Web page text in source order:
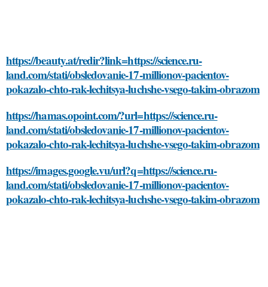
https://beauty.at/redir?link=https://science.ru-
land.com/stati/obsledovanie-17-millionov-pacientov-
pokazalo-chto-rak-lechitsya-luchshe-vsego-takim-obrazom
https://hamas.opoint.com/?url=https://science.ru-
land.com/stati/obsledovanie-17-millionov-pacientov-
pokazalo-chto-rak-lechitsya-luchshe-vsego-takim-obrazom
https://images.google.vu/url?q=https://science.ru-
land.com/stati/obsledovanie-17-millionov-pacientov-
pokazalo-chto-rak-lechitsya-luchshe-vsego-takim-obrazom